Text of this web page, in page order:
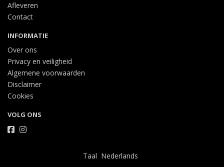
Afleveren
Contact
INFORMATIE
Over ons
Privacy en veiligheid
Algemene voorwaarden
Disclaimer
Cookies
VOLG ONS
Taal